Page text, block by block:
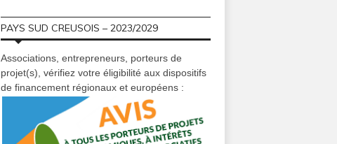
PAYS SUD CREUSOIS – 2023/2029
Associations, entrepreneurs, porteurs de
projet(s), vérifiez votre éligibilité aux dispositifs
de financement régionaux et européens :